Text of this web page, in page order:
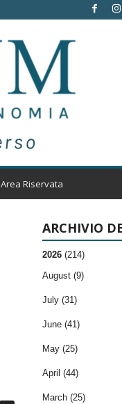
Area Riservata
ARCHIVIO
2026 (214)
August (9)
July (31)
June (41)
May (25)
April (44)
March (25)